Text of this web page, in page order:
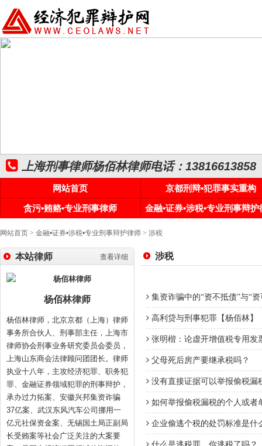
上海刑事律师杨佰林律师电话：13816613858
网站首页
京都刑辩•犯罪事实重构
贪污•贿赂•专业刑事律师
金融•证券•涉税•专业刑事辩护
网站首页 > 金融•证券•涉税•专业刑事辩护律师 > 涉税
查看详细
本站律师
杨佰林律师
杨佰林律师，北京京都（上海）律师
事务所合伙人、刑事部主任，上海市
律师协会刑事业务研究委员会委员，
上海山东商会法律顾问团团长。律师
执业十八年，主攻经济犯罪、职务犯
罪、金融证券领域犯罪的刑事辩护，
承办过力拓案、安徽兴邦集资诈骗
37亿案、武汉东风汽车公司挪用一
亿元社保资金案、无锡国土局正副局
长受贿案等社会广泛关注的大案要
涉税
集资诈骗中的“资不抵债”与“
高利贷与刑事犯罪【杨佰林】
张明楷：论虚开增值税专用发
父母死后房产要继承税吗？
没有直接证据可以举报偷税漏
如何举报偷税漏税的个人或者
企业偷逃个税的处罚标准是什